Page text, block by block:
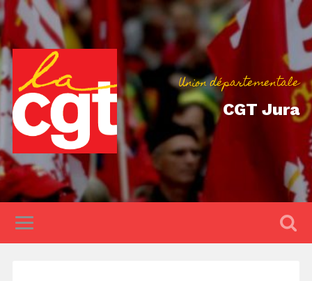
Union départementale
CGT Jura